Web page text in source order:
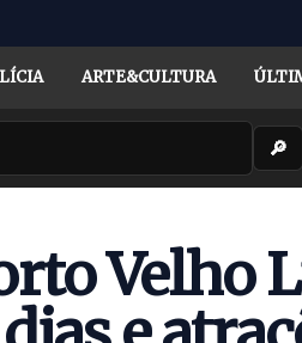
ARTE&CULTURA
🔎
Velho